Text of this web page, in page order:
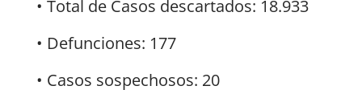
• Total de Casos descartados: 18.933
• Defunciones: 177
• Casos sospechosos: 20